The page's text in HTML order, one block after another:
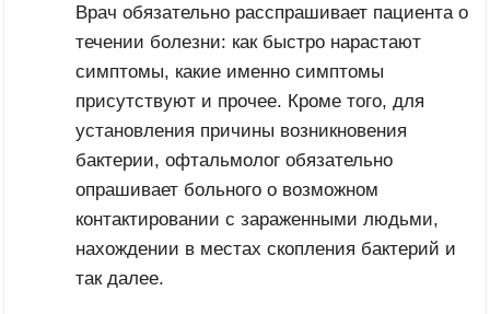
Врач обязательно расспрашивает пациента о
течении болезни: как быстро нарастают
симптомы, какие именно симптомы
присутствуют и прочее. Кроме того, для
установления причины возникновения
бактерии, офтальмолог обязательно
опрашивает больного о возможном
контактировании с зараженными людьми,
нахождении в местах скопления бактерий и
так далее.